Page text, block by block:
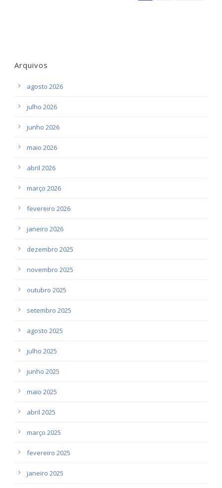
Arquivos
agosto 2026
julho 2026
junho 2026
maio 2026
abril 2026
março 2026
fevereiro 2026
janeiro 2026
dezembro 2025
novembro 2025
outubro 2025
setembro 2025
agosto 2025
julho 2025
junho 2025
maio 2025
abril 2025
março 2025
fevereiro 2025
janeiro 2025